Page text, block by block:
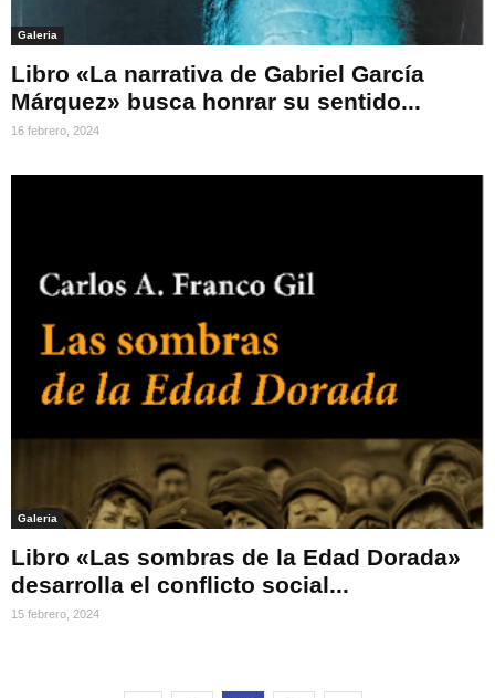
Galeria
Libro «La narrativa de Gabriel García
Márquez» busca honrar su sentido...
16 febrero, 2024
Galeria
Libro «Las sombras de la Edad Dorada»
desarrolla el conflicto social...
15 febrero, 2024